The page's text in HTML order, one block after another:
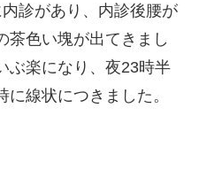
診があり、内診後腰が
茶色い塊が出てきまし
ぶ楽になり、夜23時半
線状につきました。